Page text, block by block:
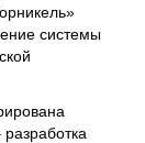
системы